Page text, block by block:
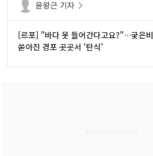
윤왕근 기자
[르포] "바다 못 들어간다고요?"…궂은비
쏟아진 경포 곳곳서 '탄식'